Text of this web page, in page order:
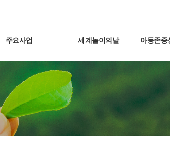
주요사업 세계놀이의날 아동존중